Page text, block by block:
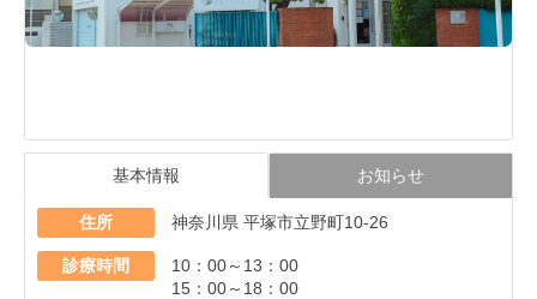
基本情報 お知らせ
住所 神奈川県 平塚市立野町10-26
診療時間
10：00～13：00
15：00～18：00